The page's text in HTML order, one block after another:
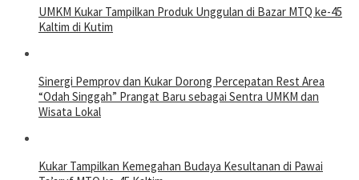
UMKM Kukar Tampilkan Produk Unggulan di Bazar MTQ ke-45
Kaltim di Kutim
Sinergi Pemprov dan Kukar Dorong Percepatan Rest Area
“Odah Singgah” Prangat Baru sebagai Sentra UMKM dan
Wisata Lokal
Kukar Tampilkan Kemegahan Budaya Kesultanan di Pawai